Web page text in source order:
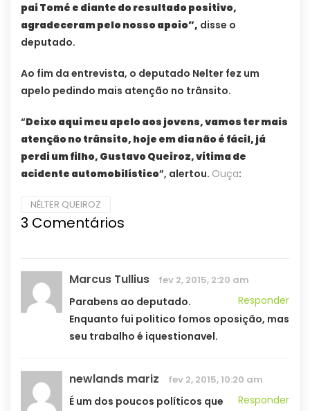
pai Tomé e diante do resultado positivo,
agradeceram pelo nosso apoio”, disse o
deputado.
Ao fim da entrevista, o deputado Nelter fez um
apelo pedindo mais atenção no trânsito.
“Deixo aqui meu apelo aos jovens, vamos ter mais
atenção no trânsito, hoje em dia não é fácil, já
perdi um filho, Gustavo Queiroz, vítima de
acidente automobilístico”, alertou. Ouça:
NÉLTER QUEIROZ
3 Comentários
Marcus Tullius fev 2, 2015, 2:20 am
Responder
Parabens ao deputado.
Enquanto fui politico fomos oposição, mas
seu trabalho é iquestionavel.
newlands mariz fev 2, 2015, 10:20 am
Responder
É um dos poucos políticos que